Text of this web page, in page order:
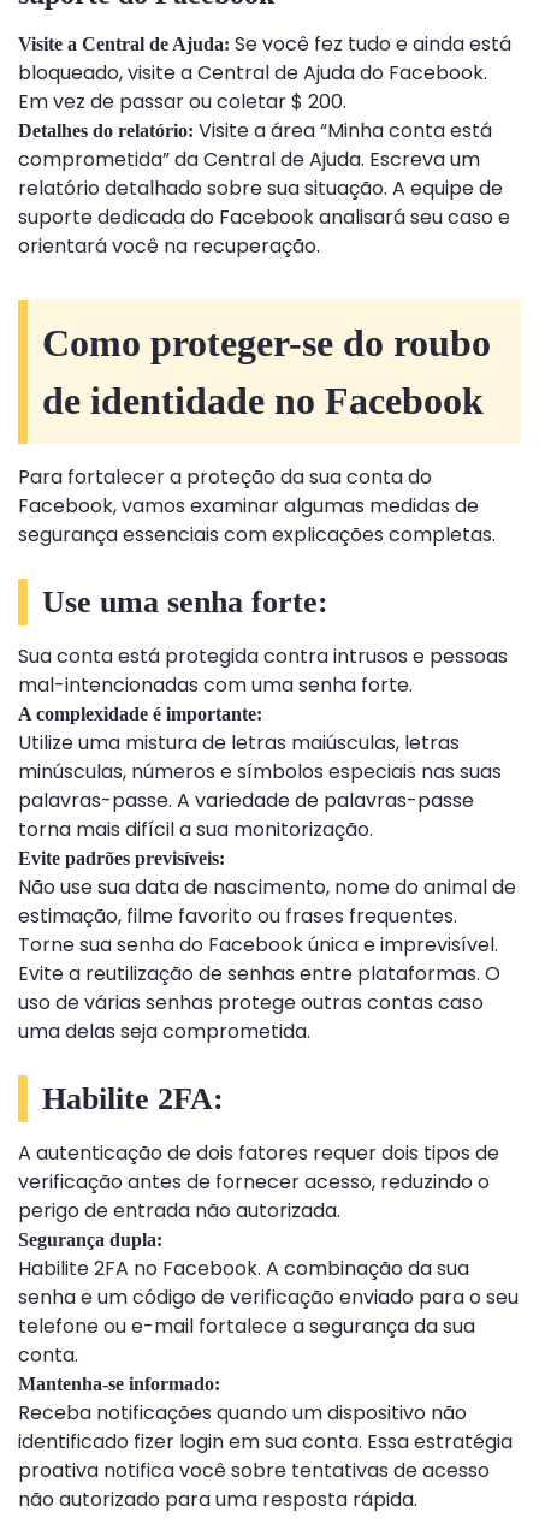
Visite a Central de Ajuda: Se você fez tudo e ainda está
bloqueado, visite a Central de Ajuda do Facebook.
Em vez de passar ou coletar $ 200.
Detalhes do relatório: Visite a área “Minha conta está
comprometida” da Central de Ajuda. Escreva um
relatório detalhado sobre sua situação. A equipe de
suporte dedicada do Facebook analisará seu caso e
orientará você na recuperação.
Como proteger-se do roubo
de identidade no Facebook
Para fortalecer a proteção da sua conta do
Facebook, vamos examinar algumas medidas de
segurança essenciais com explicações completas.
Use uma senha forte:
Sua conta está protegida contra intrusos e pessoas
mal-intencionadas com uma senha forte.
A complexidade é importante:
Utilize uma mistura de letras maiúsculas, letras
minúsculas, números e símbolos especiais nas suas
palavras-passe. A variedade de palavras-passe
torna mais difícil a sua monitorização.
Evite padrões previsíveis:
Não use sua data de nascimento, nome do animal de
estimação, filme favorito ou frases frequentes.
Torne sua senha do Facebook única e imprevisível.
Evite a reutilização de senhas entre plataformas. O
uso de várias senhas protege outras contas caso
uma delas seja comprometida.
Habilite 2FA:
A autenticação de dois fatores requer dois tipos de
verificação antes de fornecer acesso, reduzindo o
perigo de entrada não autorizada.
Segurança dupla:
Habilite 2FA no Facebook. A combinação da sua
senha e um código de verificação enviado para o seu
telefone ou e-mail fortalece a segurança da sua
conta.
Mantenha-se informado:
Receba notificações quando um dispositivo não
identificado fizer login em sua conta. Essa estratégia
proativa notifica você sobre tentativas de acesso
não autorizado para uma resposta rápida.